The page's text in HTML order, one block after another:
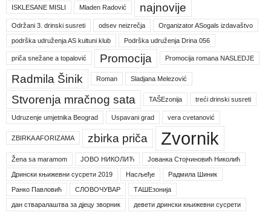
ISKLESANE MISLI Mladen Radović najnovije
Održani 3. drinski susreti odsev neizrečja Organizator ASogals izdavaštvo
podrška udruženja AS kultuni klub Podrška udruženja Drina 056
priča snežane a topalović Promocija Promocija romana NASLEDJE
Radmila Šinik Roman Sladjana Melezović
Stvorenja mračnog sata TAŠEzonija treći drinski susreti
Udruzenje umjetnika Beograd Uspavani grad vera cvetanović
ZBIRKA AFORIZAMA zbirka priča Zvornik
Žena sa maramom ЈОВО НИКОЛИЋ Јованка Стојчиновић Николић
Дрински књижевни сусрети 2019 Насљеђе Радмила Шиник
Ранко Павловић СЛОВОЧУВАР ТАШЕзонија
дан стваралаштва за дјецу зворник девети дрински књижевни сусрети